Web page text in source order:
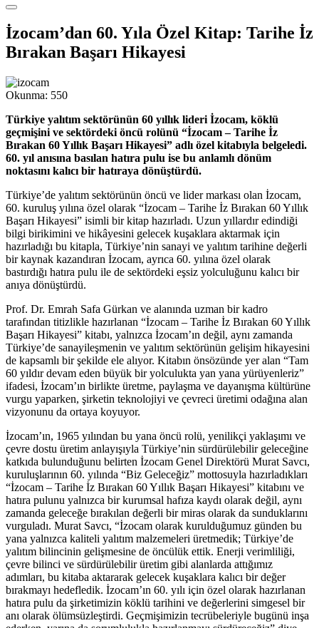
İzocam’dan 60. Yıla Özel Kitap: Tarihe İz
Bırakan Başarı Hikayesi
Okunma: 550
Türkiye yalıtım sektörünün 60 yıllık lideri İzocam, köklü
geçmişini ve sektördeki öncü rolünü “İzocam – Tarihe İz
Bırakan 60 Yıllık Başarı Hikayesi” adlı özel kitabıyla belgeledi.
60. yıl anısına basılan hatıra pulu ise bu anlamlı dönüm
noktasını kalıcı bir hatıraya dönüştürdü.
Türkiye’de yalıtım sektörünün öncü ve lider markası olan İzocam,
60. kuruluş yılına özel olarak “İzocam – Tarihe İz Bırakan 60 Yıllık
Başarı Hikayesi” isimli bir kitap hazırladı. Uzun yıllardır edindiği
bilgi birikimini ve hikâyesini gelecek kuşaklara aktarmak için
hazırladığı bu kitapla, Türkiye’nin sanayi ve yalıtım tarihine değerli
bir kaynak kazandıran İzocam, ayrıca 60. yılına özel olarak
bastırdığı hatıra pulu ile de sektördeki eşsiz yolculuğunu kalıcı bir
anıya dönüştürdü.
Prof. Dr. Emrah Safa Gürkan ve alanında uzman bir kadro
tarafından titizlikle hazırlanan “İzocam – Tarihe İz Bırakan 60 Yıllık
Başarı Hikayesi” kitabı, yalnızca İzocam’ın değil, aynı zamanda
Türkiye’de sanayileşmenin ve yalıtım sektörünün gelişim hikayesini
de kapsamlı bir şekilde ele alıyor. Kitabın önsözünde yer alan “Tam
60 yıldır devam eden büyük bir yolculukta yan yana yürüyenleriz”
ifadesi, İzocam’ın birlikte üretme, paylaşma ve dayanışma kültürüne
vurgu yaparken, şirketin teknolojiyi ve çevreci üretimi odağına alan
vizyonunu da ortaya koyuyor.
İzocam’ın, 1965 yılından bu yana öncü rolü, yenilikçi yaklaşımı ve
çevre dostu üretim anlayışıyla Türkiye’nin sürdürülebilir geleceğine
katkıda bulunduğunu belirten İzocam Genel Direktörü Murat Savcı,
kuruluşlarının 60. yılında “Biz Geleceğiz” mottosuyla hazırladıkları
“İzocam – Tarihe İz Bırakan 60 Yıllık Başarı Hikayesi” kitabını ve
hatıra pulunu yalnızca bir kurumsal hafıza kaydı olarak değil, aynı
zamanda geleceğe bırakılan değerli bir miras olarak da sunduklarını
vurguladı. Murat Savcı, “İzocam olarak kurulduğumuz günden bu
yana yalnızca kaliteli yalıtım malzemeleri üretmedik; Türkiye’de
yalıtım bilincinin gelişmesine de öncülük ettik. Enerji verimliliği,
çevre bilinci ve sürdürülebilir üretim gibi alanlarda attığımız
adımları, bu kitaba aktararak gelecek kuşaklara kalıcı bir değer
bırakmayı hedefledik. İzocam’ın 60. yılı için özel olarak hazırlanan
hatıra pulu da şirketimizin köklü tarihini ve değerlerini simgesel bir
anı olarak ölümsüzleştirdi. Geçmişimizin tecrübeleriyle bugünü inşa